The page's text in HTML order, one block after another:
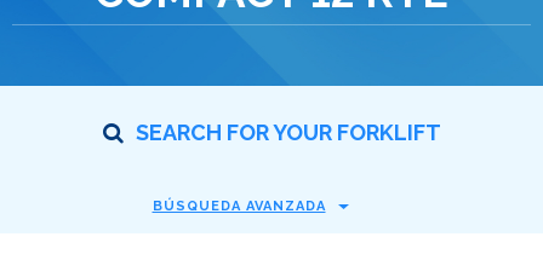
SEARCH FOR YOUR FORKLIFT
BÚSQUEDA AVANZADA